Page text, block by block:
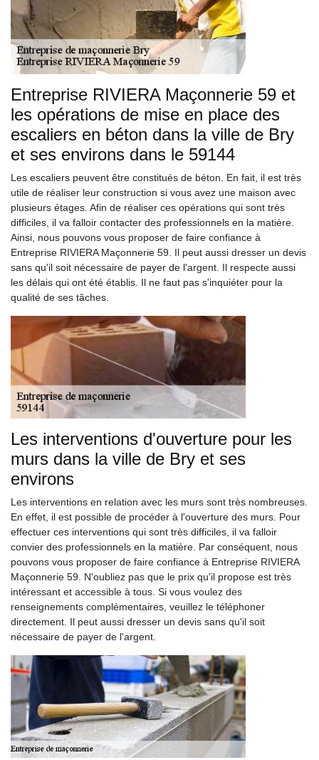
Entreprise RIVIERA Maçonnerie 59 et
les opérations de mise en place des
escaliers en béton dans la ville de Bry
et ses environs dans le 59144
Les escaliers peuvent être constitués de béton. En fait, il est très
utile de réaliser leur construction si vous avez une maison avec
plusieurs étages. Afin de réaliser ces opérations qui sont très
difficiles, il va falloir contacter des professionnels en la matière.
Ainsi, nous pouvons vous proposer de faire confiance à
Entreprise RIVIERA Maçonnerie 59. Il peut aussi dresser un devis
sans qu'il soit nécessaire de payer de l'argent. Il respecte aussi
les délais qui ont été établis. Il ne faut pas s'inquiéter pour la
qualité de ses tâches.
Les interventions d'ouverture pour les
murs dans la ville de Bry et ses
environs
Les interventions en relation avec les murs sont très nombreuses.
En effet, il est possible de procéder à l'ouverture des murs. Pour
effectuer ces interventions qui sont très difficiles, il va falloir
convier des professionnels en la matière. Par conséquent, nous
pouvons vous proposer de faire confiance à Entreprise RIVIERA
Maçonnerie 59. N'oubliez pas que le prix qu'il propose est très
intéressant et accessible à tous. Si vous voulez des
renseignements complémentaires, veuillez le téléphoner
directement. Il peut aussi dresser un devis sans qu'il soit
nécessaire de payer de l'argent.